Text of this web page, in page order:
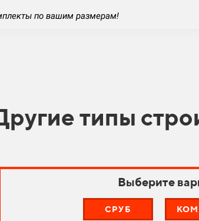
по вашим размерам!
типы
Выберите
СРУБ